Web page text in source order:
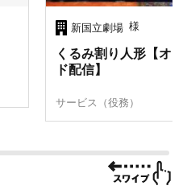
新国立劇場 様
くるみ割り人形【オ
ド配信】
サービス（役務）